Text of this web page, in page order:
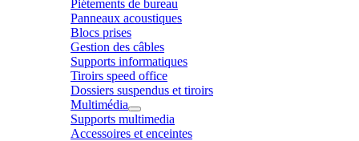
Piétements de bureau
Panneaux acoustiques
Blocs prises
Gestion des câbles
Supports informatiques
Tiroirs speed office
Dossiers suspendus et tiroirs
Multimédia
Supports multimedia
Accessoires et enceintes